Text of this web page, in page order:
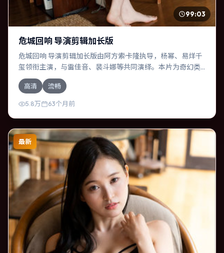
99:03
危城回响 导演剪辑加长版
危城回响 导演剪辑加长版由阿方索·卡隆执导，杨幂、易烊千
玺领衔主演，与雷佳音、裴斗娜等共同演绎。本片为奇幻类
型，主要班底与取景来自法国。一次跨国行动在暴雨夜失
控，信任瞬间崩塌。影片整体气质明快，节奏紧凑，人物动
机清晰，适合喜欢强情节与细腻表演的观众。
高清 流畅
5.8万 63个月前
最新